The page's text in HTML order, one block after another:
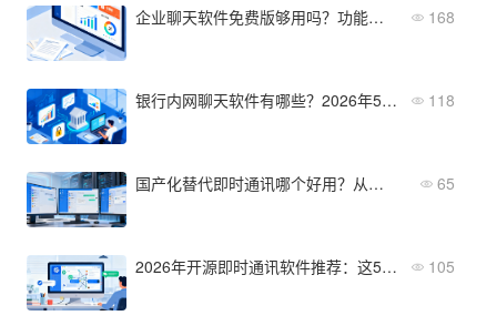
企业聊天软件免费版够用吗？功能对比与升级建议 168
银行内网聊天软件有哪些？2026年5款热门工具功能对比 118
国产化替代即时通讯哪个好用？从部署到运维全面评测 65
2026年开源即时通讯软件推荐：这5款值得关注 105